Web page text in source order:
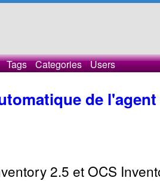
Tags Categories Users
de l'agent
2.5 et OCS